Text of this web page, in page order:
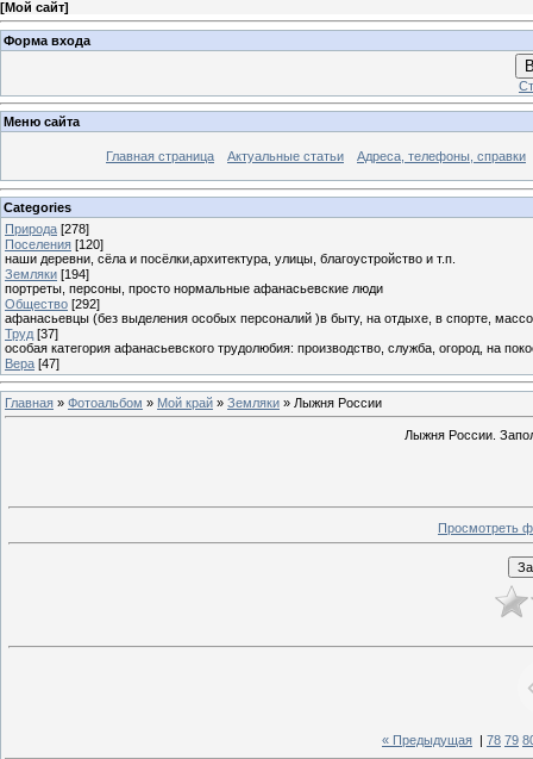
[Мой сайт]
Форма входа
Меню сайта
Главная страница Актуальные статьи Адреса, телефоны, справки
Categories
Природа [278]
Поселения [120]
наши деревни, сёла и посёлки,архитектура, улицы, благоустройство и т.п.
Земляки [194]
портреты, персоны, просто нормальные афанасьевские люди
Общество [292]
афанасьевцы (без выделения особых персоналий )в быту, на отдыхе, в спорте,
Труд [37]
особая категория афанасьевского трудолюбия: производство, служба, огород, на
Вера [47]
Главная » Фотоальбом » Мой край » Земляки » Лыжня России
Лыжня России.
Просмотреть
« Предыдущая 78 79